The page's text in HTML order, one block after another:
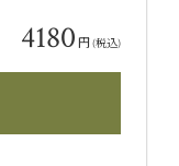
4180 円(税込)